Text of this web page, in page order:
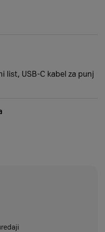
list, USB-C kabel za punj